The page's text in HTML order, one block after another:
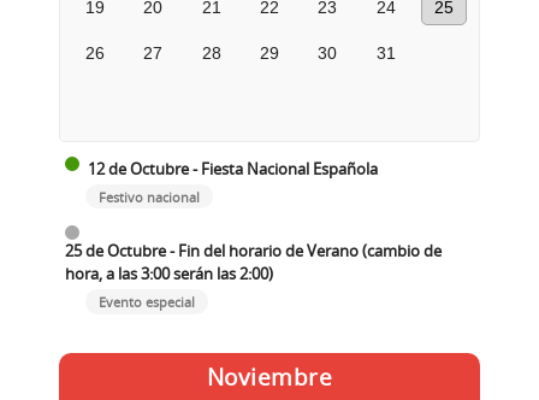
19 20 21 22 23 24 25
26 27 28 29 30 31
12 de Octubre - Fiesta Nacional Española
Festivo nacional
25 de Octubre - Fin del horario de Verano (cambio de
hora, a las 3:00 serán las 2:00)
Evento especial
Noviembre